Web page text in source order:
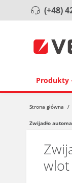
(+48)
Produkty
Strona główna /
Zwijadło
wlot